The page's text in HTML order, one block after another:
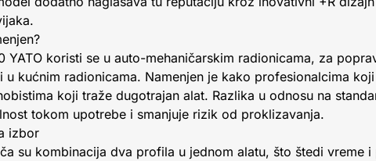
YATO koristi se u auto-mehaničarskim radionicama, za
u kućnim radionicama. Namenjen je kako profesionalcima
koji traže dugotrajan alat. Razlika u odnosu na
tokom upotrebe i smanjuje rizik od proklizavanja.
izbor
su kombinacija dva profila u jednom alatu, što štedi vreme